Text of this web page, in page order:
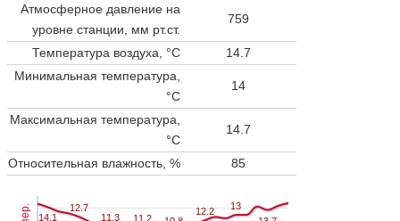
Атмосферное давление на
уровне станции, мм рт.ст.
759
Температура воздуха, °C
14.7
Минимальная температура,
°C
14
Максимальная температура,
°C
14.7
Относительная влажность, % 85
14.1
14.1
12.7
12.7
11.3
11.3 11.2
11.2
12.2
12.2 13
13